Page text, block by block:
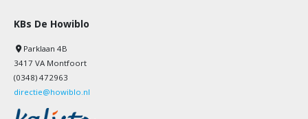
KBs De Howiblo
Parklaan 4B
3417 VA Montfoort
(0348) 472963
directie@howiblo.nl